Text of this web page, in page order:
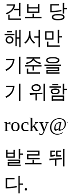
건보
해서만
기준
기 위
발로
다.